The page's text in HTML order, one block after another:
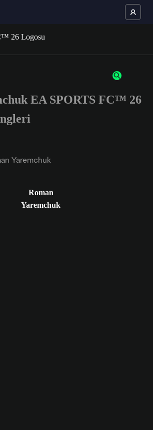
of 3 characters or numbers
EA SPORTS FC™ 26
Yaremchuk
Roman
Yaremchuk